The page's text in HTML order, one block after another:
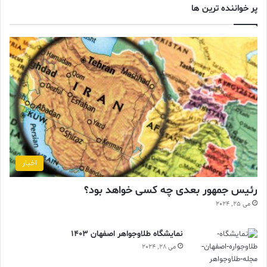
پر خواننده ترین ها
اخبار
رئیس جمهور بعدی چه کسی خواهد بود؟
می 25, 2024
نمایشگاه طلاوجواهر اصفهان 1403
می 28, 2024